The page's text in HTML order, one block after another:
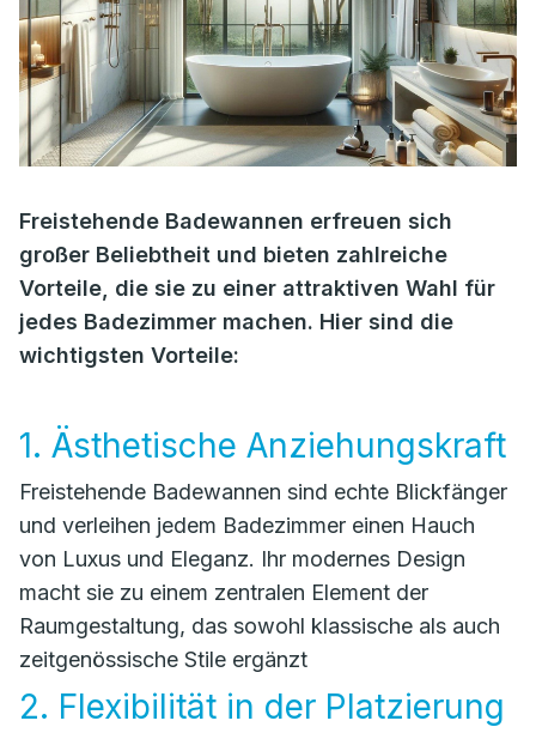
Freistehende Badewannen erfreuen sich
großer Beliebtheit und bieten zahlreiche
Vorteile, die sie zu einer attraktiven Wahl für
jedes Badezimmer machen. Hier sind die
wichtigsten Vorteile:
1. Ästhetische Anziehungskraft
Freistehende Badewannen sind echte Blickfänger
und verleihen jedem Badezimmer einen Hauch
von Luxus und Eleganz. Ihr modernes Design
macht sie zu einem zentralen Element der
Raumgestaltung, das sowohl klassische als auch
zeitgenössische Stile ergänzt
2. Flexibilität in der Platzierung